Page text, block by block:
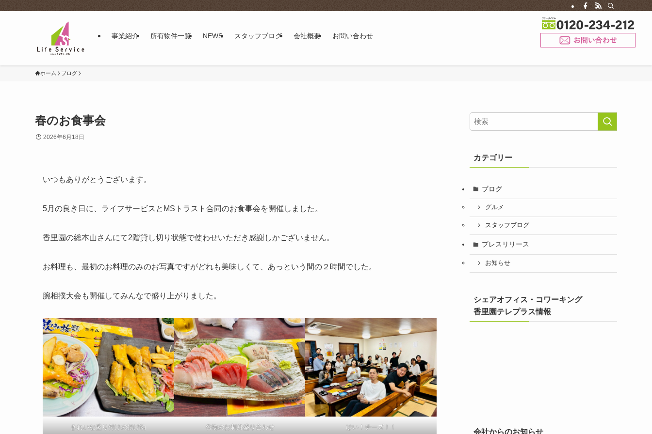
事業紹介 所有物件一覧 NEWS スタッフブログ 会社概要 お問い合わせ
ホーム ブログ
春のお食事会
2026年6月18日
いつもありがとうございます。
5月の良き日に、ライフサービスとMSトラスト合同のお食事会を開催しました。
香里園の総本山さんにて2階貸し切り状態で使わせいただき感謝しかございません。
お料理も、最初のお料理のみのお写真ですがどれも美味しくて、あっという間の２時間でした。
腕相撲大会も開催してみんなで盛り上がりました。
きれいな盛り付けの揚げ物 名物のお刺身盛り合わせ はい！チーズ！！
カテゴリー
ブログ
グルメ
スタッフブログ
プレスリリース
お知らせ
シェアオフィス・コワーキング
香里園テレプラス情報
会社からのお知らせ